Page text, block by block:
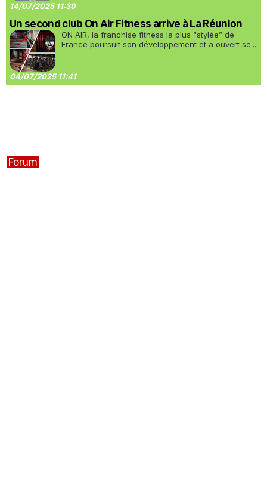
14/07/2025 11:30
Un second club On Air Fitness arrive à La Réunion
ON AIR, la franchise fitness la plus “stylée” de
France poursuit son développement et a ouvert se...
04/07/2025 11:41
Forum